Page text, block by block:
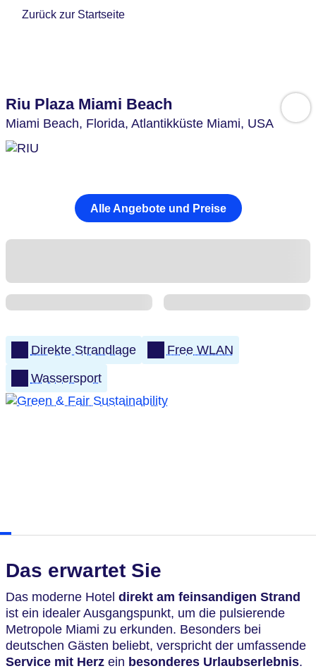
Zurück zur Startseite
Riu Plaza Miami Beach
Miami Beach, Florida, Atlantikküste Miami, USA
Alle Angebote und Preise
Direkte Strandlage
Free WLAN
Wassersport
Das erwartet Sie
Das moderne Hotel direkt am feinsandigen Strand
ist ein idealer Ausgangspunkt, um die pulsierende
Metropole Miami zu erkunden. Besonders bei
deutschen Gästen beliebt, verspricht der umfassende
Service mit Herz ein besonderes Urlaubserlebnis.